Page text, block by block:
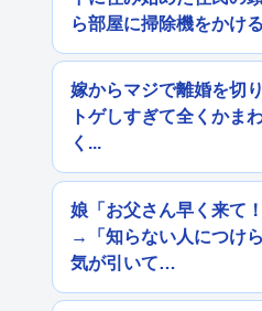
ら部屋に掃除機をかけ
嫁からマジで離婚を切
トゲしすぎて全くかま
く...
娘「お父さん早く来て
→「知らない人につけ
気が引いて…